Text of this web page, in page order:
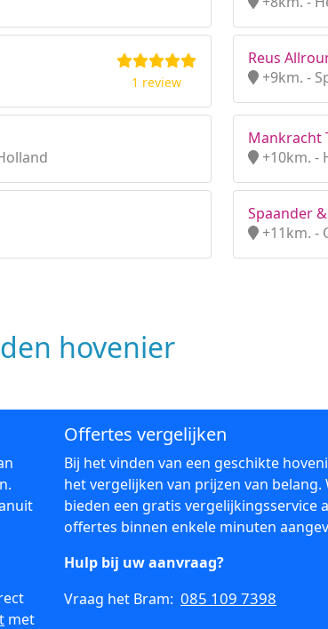
1 review
Reus
+9km. -
Mankracht
+10km. -
Spaander
+11km. -
hovenier
met
Offertes vergelijken
Bij het vinden van een geschikte
het vergelijken van prijzen van belang.
bieden een gratis vergelijkingsservice
offertes binnen enkele minuten
Hulp bij uw aanvraag?
Vraag het Bram: 085 109 7398